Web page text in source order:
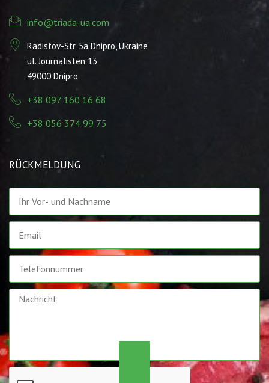
info@triada-ua.com
Radistov-Str. 5а Dnipro, Ukraine
ul. Journalisten 13
49000 Dnipro
+38 097 160 16 68
+38 056 374 99 75
RÜCKMELDUNG